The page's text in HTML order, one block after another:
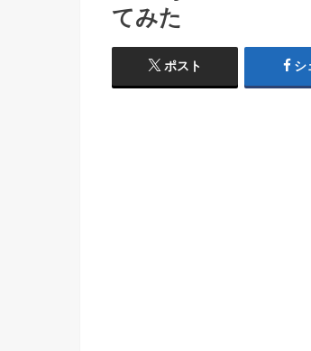
てみた
ポスト シ